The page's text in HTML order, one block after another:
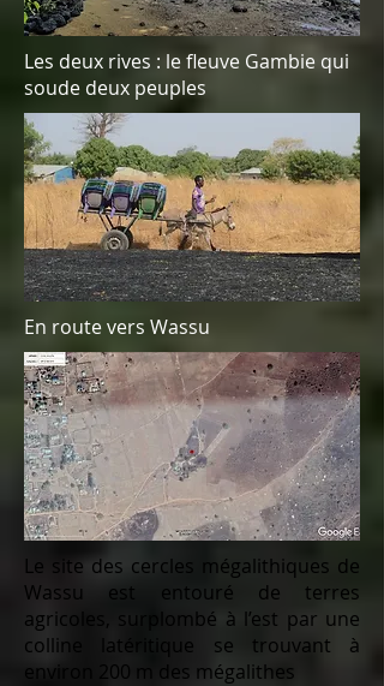
Les deux rives : le fleuve Gambie qui
soude deux peuples
En route vers Wassu
Le site des cercles mégalithiques de
Wassu est entouré de terres
agricoles, surplombé à l’est par une
colline latéritique se trouvant à
environ 200 m des mégalithes